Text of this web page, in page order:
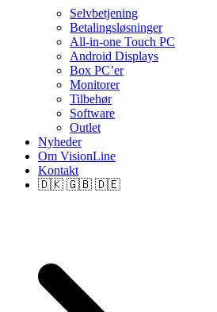
Selvbetjening
Betalingsløsninger
All-in-one Touch PC
Android Displays
Box PC’er
Monitorer
Tilbehør
Software
Outlet
Nyheder
Om VisionLine
Kontakt
🇩🇰 🇬🇧 🇩🇪